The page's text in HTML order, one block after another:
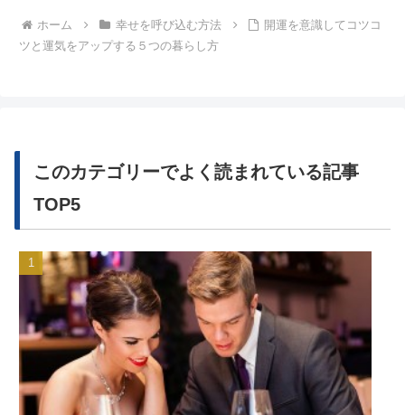
ホーム 幸せを呼び込む方法
開運を意識してコツコ
ツと運気をアップする５つの暮らし方
このカテゴリーでよく読まれている記事
TOP5